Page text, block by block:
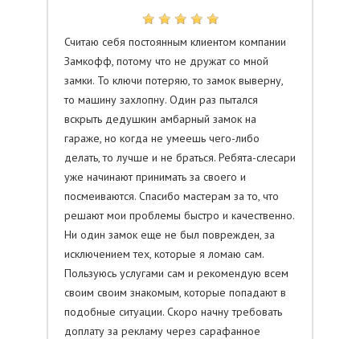
Считаю себя постоянным клиентом компании
Замкофф, потому что не дружат со мной
замки. То ключи потеряю, то замок выверну,
то машину захлопну. Один раз пытался
вскрыть дедушкин амбарный замок на
гараже, но когда не умеешь чего-либо
делать, то лучше и не браться. Ребята-слесари
уже начинают принимать за своего и
посмеиваются. Спасибо мастерам за то, что
решают мои проблемы быстро и качественно.
Ни один замок еще не был поврежден, за
исключением тех, которые я ломаю сам.
Пользуюсь услугами сам и рекомендую всем
своим своим знакомым, которые попадают в
подобные ситуации. Скоро начну требовать
доплату за рекламу через сарафанное